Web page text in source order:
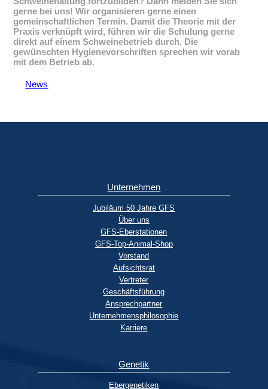
gerne bei uns! Wir organisieren gerne einen
gemeinschaftlichen Termin. Damit die Theorie mit der
Praxis verknüpft wird, führen wir die Schulung gerne
direkt auf einem Schweinebetrieb durch. Die
gewünschten Hygienevorschriften sprechen wir vorab
mit dem Betrieb ab.
News
Unternehmen
Jubiläum 50 Jahre GFS
Über uns
GFS-Eberstationen
GFS-Top-Animal-Shop
Vorstand
Aufsichtsrat
Vertreter
Geschäftsführung
Ansprechpartner
Unternehmensphilosophie
Karriere
Genetik
Ebergenetiken